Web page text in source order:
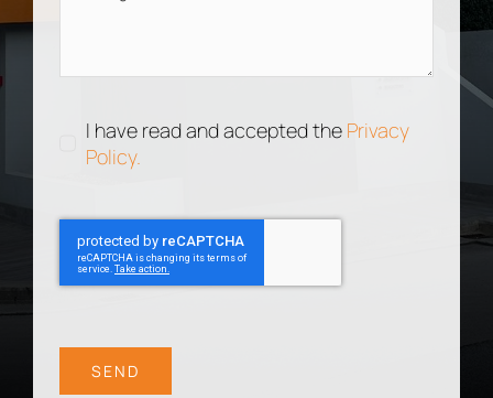
I have read and accepted the Privacy
Policy.
SEND